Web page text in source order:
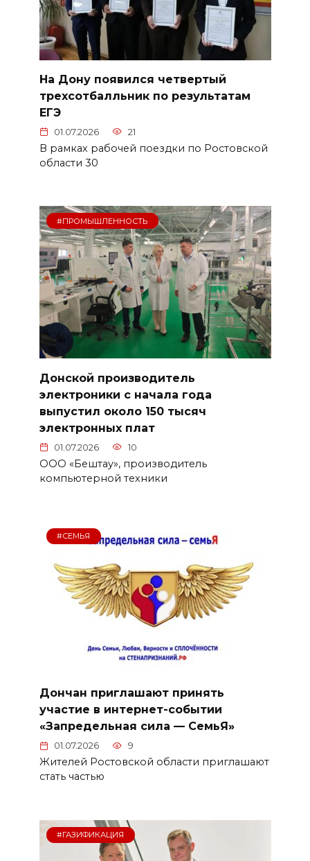
На Дону появился четвертый
трехсотбалльник по результатам
ЕГЭ
01.07.2026 21
В рамках рабочей поездки по Ростовской
области 30
#ПРОМЫШЛЕННОСТЬ
Донской производитель
электроники с начала года
выпустил около 150 тысяч
электронных плат
01.07.2026 10
ООО «Бештау», производитель
компьютерной техники
#СЕМЬЯ
Дончан приглашают принять
участие в интернет-событии
«Запредельная сила — СемьЯ»
01.07.2026 9
Жителей Ростовской области приглашают
стать частью
#ГАЗИФИКАЦИЯ